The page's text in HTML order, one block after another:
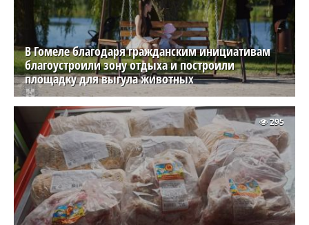
В Гомеле благодаря гражданским инициативам
благоустроили зону отдыха и построили
площадку для выгула животных
295